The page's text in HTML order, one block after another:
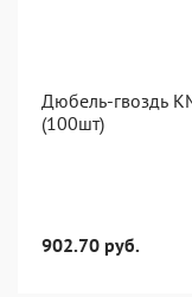
Дюбель-гвоздь
(100шт)
902.70 руб.